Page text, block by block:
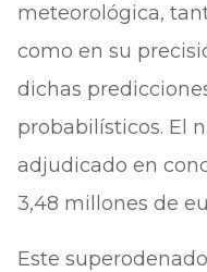
meteorológica,
como en su
dichas
probabilísticos. El
adjudicado en
3,48 millones de
Este